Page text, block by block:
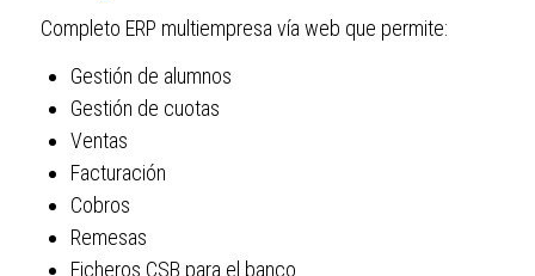
Completo ERP multiempresa vía web que permite:
Gestión de alumnos
Gestión de cuotas
Ventas
Facturación
Cobros
Remesas
Ficheros CSB para el banco